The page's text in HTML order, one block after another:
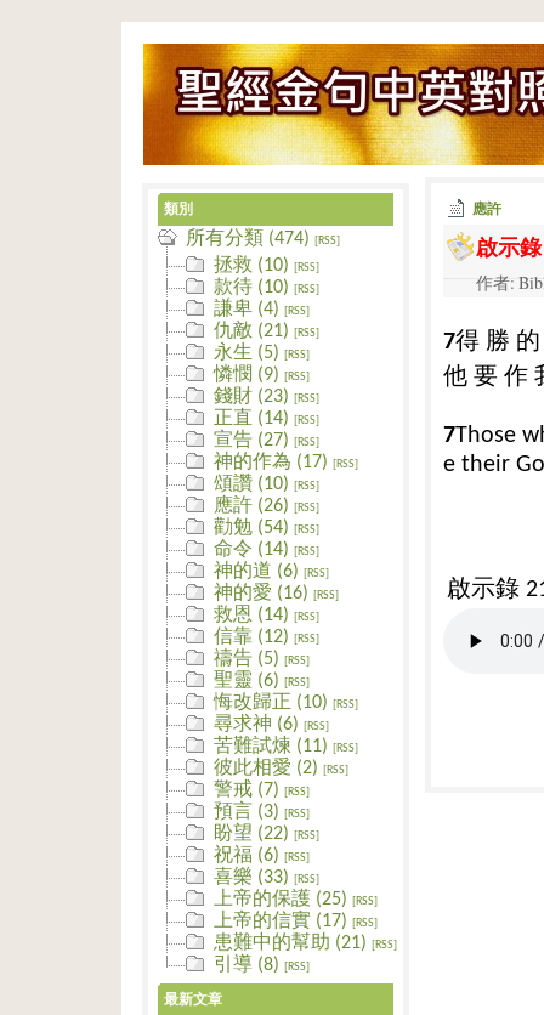
應許
啟示
作者:
7得 勝 的
他要作
7Those
e their
啟示錄
類別
所有分類 (474) [RSS]
拯救 (10) [RSS]
款待 (10) [RSS]
謙卑 (4) [RSS]
仇敵 (21) [RSS]
永生 (5) [RSS]
憐憫 (9) [RSS]
錢財 (23) [RSS]
正直 (14) [RSS]
宣告 (27) [RSS]
神的作為 (17) [RSS]
頌讚 (10) [RSS]
應許 (26) [RSS]
勸勉 (54) [RSS]
命令 (14) [RSS]
神的道 (6) [RSS]
神的愛 (16) [RSS]
救恩 (14) [RSS]
信靠 (12) [RSS]
禱告 (5) [RSS]
聖靈 (6) [RSS]
悔改歸正 (10) [RSS]
尋求神 (6) [RSS]
苦難試煉 (11) [RSS]
彼此相愛 (2) [RSS]
警戒 (7) [RSS]
預言 (3) [RSS]
盼望 (22) [RSS]
祝福 (6) [RSS]
喜樂 (33) [RSS]
上帝的保護 (25) [RSS]
上帝的信實 (17) [RSS]
患難中的幫助 (21) [RSS]
引導 (8) [RSS]
最新文章